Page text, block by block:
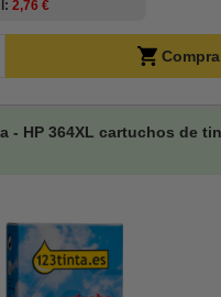
2,76 €
- HP 364XL cartuchos de